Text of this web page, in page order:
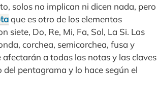
solos no implican ni dicen nada, pero
que es otro de los elementos
siete, Do, Re, Mi, Fa, Sol, La Si. Las
corchea, semicorchea, fusa y
a todas las notas y las claves
pentagrama y lo hace según el